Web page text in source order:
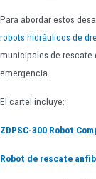
Para abordar estos
robots hidráulicos de
municipales de rescate
emergencia.
El cartel incluye:
ZDPSC-300 Robot
Robot de rescate